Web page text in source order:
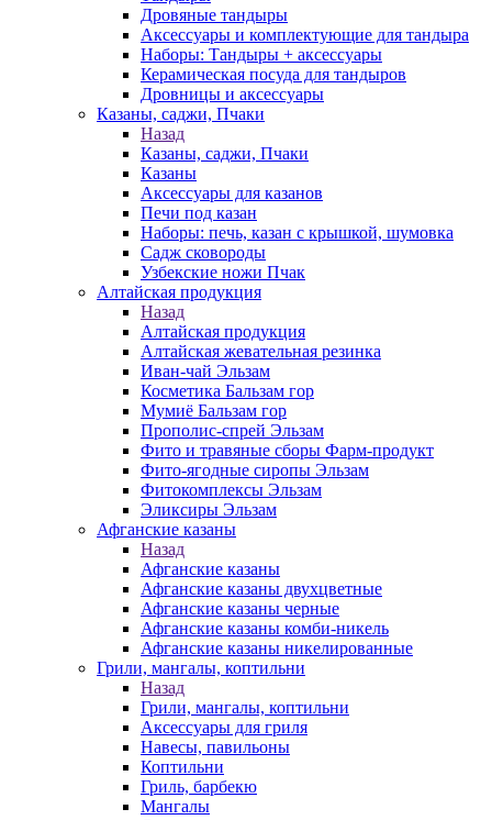
Дровяные тандыры
Аксессуары и комплектующие для тандыра
Наборы: Тандыры + аксессуары
Керамическая посуда для тандыров
Дровницы и аксессуары
Казаны, саджи, Пчаки
Назад
Казаны, саджи, Пчаки
Казаны
Аксессуары для казанов
Печи под казан
Наборы: печь, казан с крышкой, шумовка
Садж сковороды
Узбекские ножи Пчак
Алтайская продукция
Назад
Алтайская продукция
Алтайская жевательная резинка
Иван-чай Эльзам
Косметика Бальзам гор
Мумиё Бальзам гор
Прополис-спрей Эльзам
Фито и травяные сборы Фарм-продукт
Фито-ягодные сиропы Эльзам
Фитокомплексы Эльзам
Эликсиры Эльзам
Афганские казаны
Назад
Афганские казаны
Афганские казаны двухцветные
Афганские казаны черные
Афганские казаны комби-никель
Афганские казаны никелированные
Грили, мангалы, коптильни
Назад
Грили, мангалы, коптильни
Аксессуары для гриля
Навесы, павильоны
Коптильни
Гриль, барбекю
Мангалы